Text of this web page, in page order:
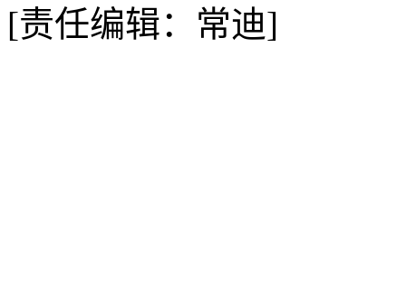
[责任编辑：常迪]